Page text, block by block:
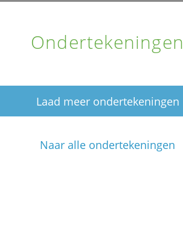
Ondertekeningen
Laad meer ondertekeningen
Naar alle ondertekeningen